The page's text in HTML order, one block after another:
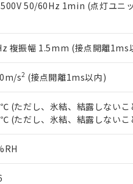
50/60Hz 1min (点灯ユニ
複振幅 1.5mm (接点開離1ms
s2 (接点開離1ms以内)
(ただし、氷結、結露しないこ
(ただし、氷結、結露しないこ
ます。